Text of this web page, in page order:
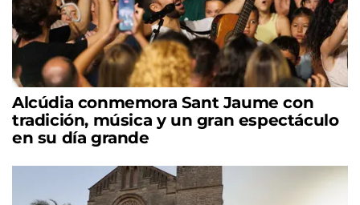
Alcúdia conmemora Sant Jaume con
tradición, música y un gran espectáculo
en su día grande